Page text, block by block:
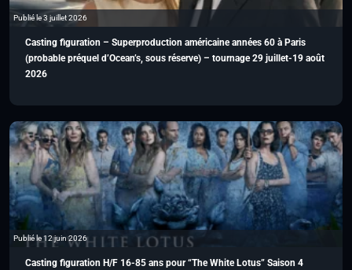
Publié le 3 juillet 2026
Casting figuration – Superproduction américaine années 60 à Paris
(probable préquel d’Ocean’s, sous réserve) – tournage 29 juillet-19 août
2026
Publié le 12 juin 2026
Casting figuration H/F 16-85 ans pour “The White Lotus” Saison 4